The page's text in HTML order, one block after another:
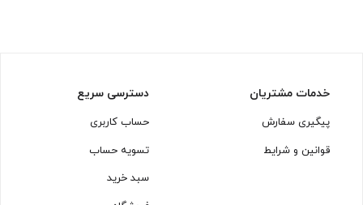
خدمات مشتریان
پیگیری سفارش
قوانین و شرایط
دسترسی سریع
حساب کاربری
تسویه حساب
سبد خرید